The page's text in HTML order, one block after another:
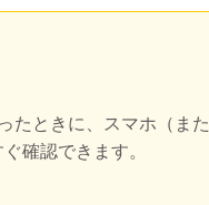
たときに、スマホ（また
確認できます。